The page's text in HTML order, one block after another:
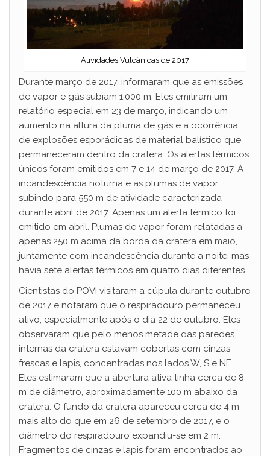
Atividades Vulcânicas de 2017
Durante março de 2017, informaram que as emissões
de vapor e gás subiam 1.000 m. Eles emitiram um
relatório especial em 23 de março, indicando um
aumento na altura da pluma de gás e a ocorrência
de explosões esporádicas de material balístico que
permaneceram dentro da cratera. Os alertas térmicos
únicos foram emitidos em 7 e 14 de março de 2017. A
incandescência noturna e as plumas de vapor
subindo para 550 m de atividade caracterizada
durante abril de 2017. Apenas um alerta térmico foi
emitido em abril. Plumas de vapor foram relatadas a
apenas 250 m acima da borda da cratera em maio,
juntamente com incandescência durante a noite, mas
havia sete alertas térmicos em quatro dias diferentes.
Cientistas do POVI visitaram a cúpula durante outubro
de 2017 e notaram que o respiradouro permaneceu
ativo, especialmente após o dia 22 de outubro. Eles
observaram que pelo menos metade das paredes
internas da cratera estavam cobertas com cinzas
frescas e lapis, concentradas nos lados W, S e NE.
Eles estimaram que a abertura ativa tinha cerca de 8
m de diâmetro, aproximadamente 100 m abaixo da
cratera. O fundo da cratera apareceu cerca de 4 m
mais alto do que em 26 de setembro de 2017, e o
diâmetro do respiradouro expandiu-se em 2 m.
Fragmentos de cinzas e lapis foram encontrados ao